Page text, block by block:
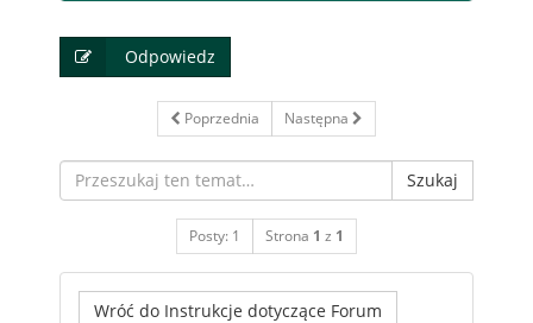
Odpowiedz
Poprzednia Następna
Szukaj
Posty: 1 Strona 1 z 1
Wróć do Instrukcje dotyczące Forum